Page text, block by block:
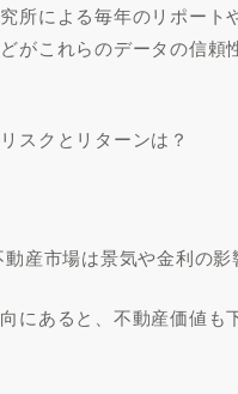
所による毎年のリポート
がこれらのデータの信頼
スクとリターンは？
産市場は景気や金利の影
にあると、不動産価値も